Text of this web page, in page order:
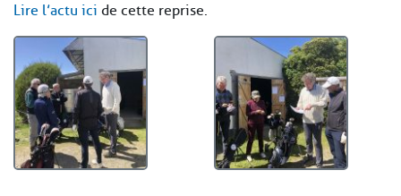
Lire l’actu ici de cette reprise.